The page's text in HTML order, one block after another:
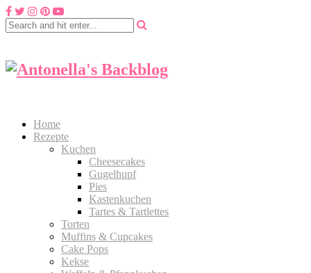
Home
Rezepte
Kuchen
Cheesecakes
Gugelhupf
Pies
Kastenkuchen
Tartes & Tartlettes
Torten
Muffins & Cupcakes
Cake Pops
Kekse